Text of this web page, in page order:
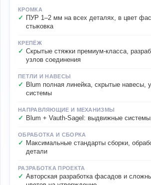
КРОМКА
ПУР 1–2 мм на всех деталях, в цвет
стыковка
КРЕПЁЖ
Скрытые стяжки премиум-класса,
узлов соединения
ПЕТЛИ И НАВЕСЫ
Blum полная линейка, скрытые навесы,
системы
НАПРАВЛЯЮЩИЕ И МЕХАНИЗМЫ
Blum + Vauth-Sagel: выдвижные
ОБРАБОТКА И СБОРКА
Максимальные стандарты сборки,
детали
РАЗРАБОТКА ПРОЕКТА
Авторская разработка фасадов и